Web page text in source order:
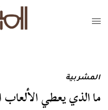
المشربية
ما الذي يعطي الألعاب